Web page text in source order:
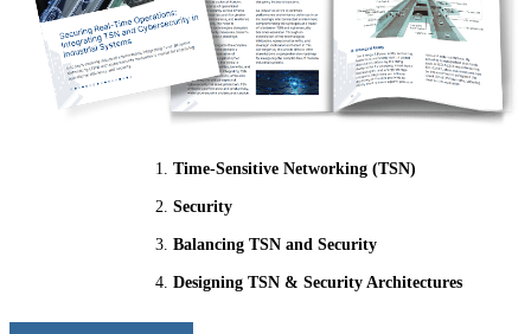
Time-Sensitive Networking (TSN)
Security
Balancing TSN and Security
Designing TSN & Security Architectures